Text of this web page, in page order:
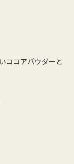
ココアパウダーと